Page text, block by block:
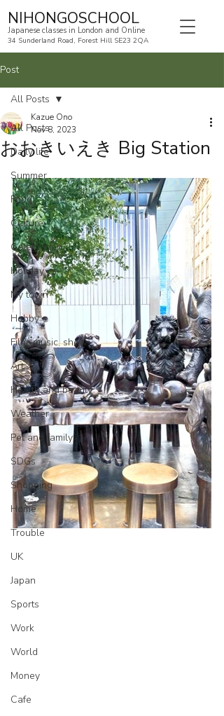
NIHONGOSCHOOL
Japanese classes in London and Online
34 Sunderland Road, Forest Hill SE23 2QA
Post
All Posts
Daily life
Summer
Food
Culture
Celebration
Holiday
My town
Hobby
Film, music, show
Art
Health and beauty
Weather
Pet and family
SDGs
Shopping
Home
Trouble
UK
Japan
Sports
Work
World
Money
Cafe
All Posts
おおきいえき Big Station
Kazue Ono
Nov 8, 2023